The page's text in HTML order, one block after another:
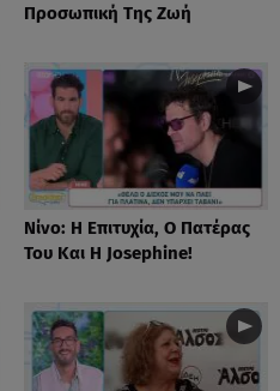
Προσωπική Της Ζωή
Νίνο: Η Επιτυχία, Ο Πατέρας
Του Και Η Josephine!